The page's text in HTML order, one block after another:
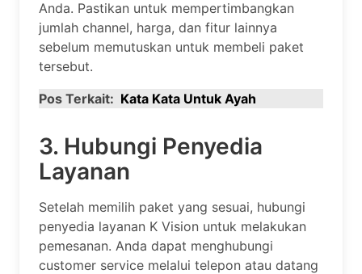
Anda. Pastikan untuk mempertimbangkan
jumlah channel, harga, dan fitur lainnya
sebelum memutuskan untuk membeli paket
tersebut.
Pos Terkait: Kata Kata Untuk Ayah
3. Hubungi Penyedia
Layanan
Setelah memilih paket yang sesuai, hubungi
penyedia layanan K Vision untuk melakukan
pemesanan. Anda dapat menghubungi
customer service melalui telepon atau datang